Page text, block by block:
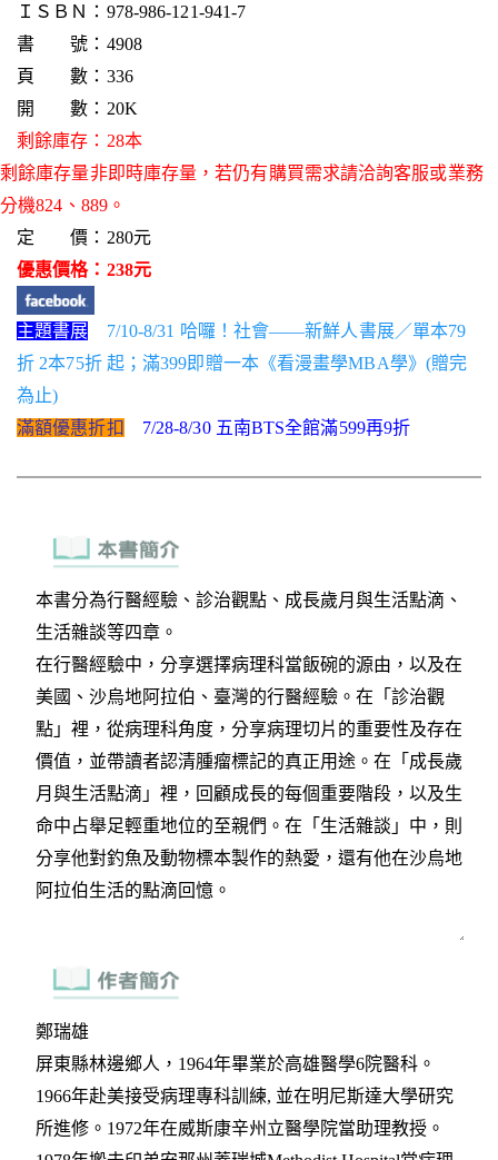
ＩＳＢＮ：978-986-121-941-7
書 號：4908
頁 數：336
開 數：20K
剩餘庫存：28本
剩餘庫存量非即時庫存量，若仍有購買需求請洽詢客服或業務
分機824、889。
定 價：280元
優惠價格：238元
主題書展
7/10-8/31 哈囉！社會——新鮮人書展／單本79
折 2本75折 起；滿399即贈一本《看漫畫學MBA學》(贈完
為止)
滿額優惠折扣
7/28-8/30 五南BTS全館滿599再9折